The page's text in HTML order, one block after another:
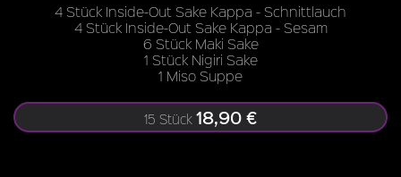
4 Stück Inside-Out Sake Kappa - Schnittlauch
4 Stück Inside-Out Sake Kappa - Sesam
6 Stück Maki Sake
1 Stück Nigiri Sake
1 Miso Suppe
15 Stück 18,90 €